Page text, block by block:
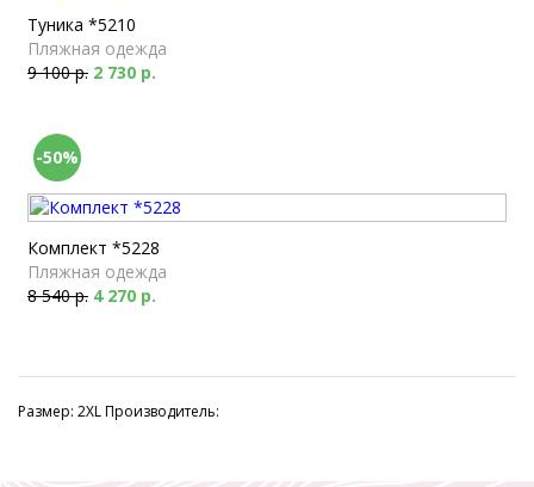
Туника *5210
Пляжная одежда
9 100 р. 2 730 р.
-50%
Комплект *5228
Пляжная одежда
8 540 р. 4 270 р.
Размер: 2XL Производитель: